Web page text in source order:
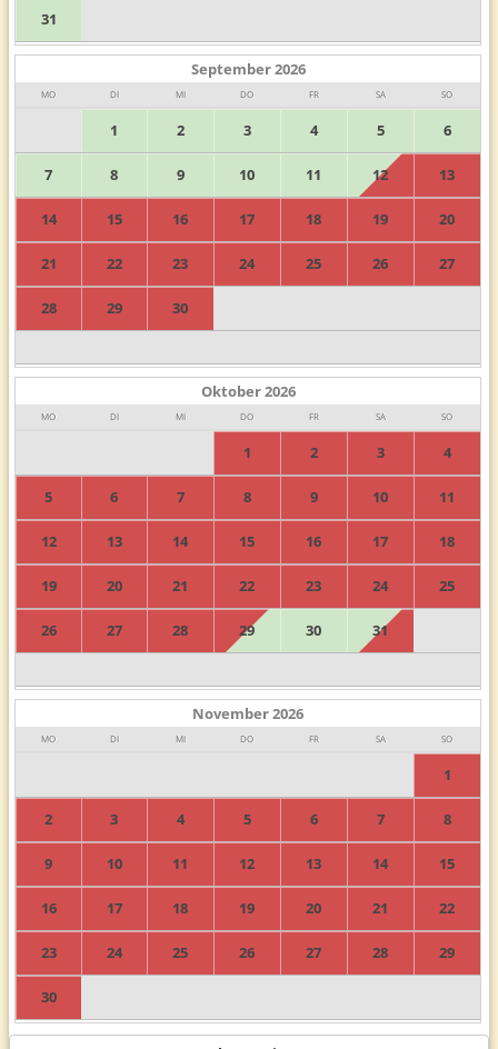
31
September2026
MO DI MI DO FR SA SO
1 2 3 4 5 6
7 8 9 10 11 12 13
14 15 16 17 18 19 20
21 22 23 24 25 26 27
28 29 30
Oktober2026
MO DI MI DO FR SA SO
1 2 3 4
5 6 7 8 9 10 11
12 13 14 15 16 17 18
19 20 21 22 23 24 25
26 27 28 29 30 31
November2026
MO DI MI DO FR SA SO
1
2 3 4 5 6 7 8
9 10 11 12 13 14 15
16 17 18 19 20 21 22
23 24 25 26 27 28 29
30